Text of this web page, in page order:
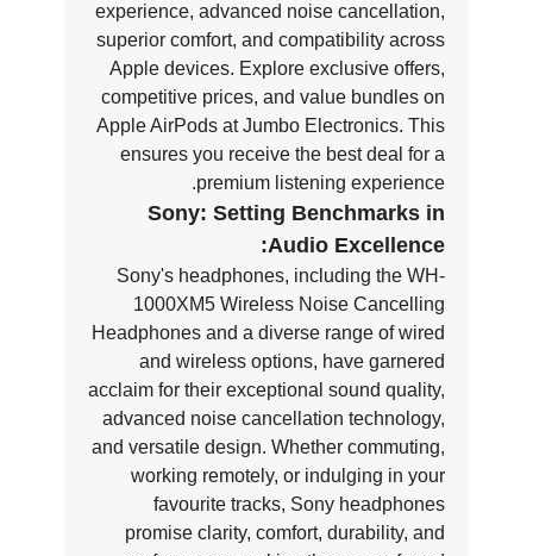
experience, advanced noise cancellation,
superior comfort, and compatibility across
Apple devices. Explore exclusive offers,
competitive prices, and value bundles on
Apple AirPods at Jumbo Electronics. This
ensures you receive the best deal for a
premium listening experience.
Sony: Setting Benchmarks in
Audio Excellence:
Sony's headphones, including the WH-
1000XM5 Wireless Noise Cancelling
Headphones and a diverse range of wired
and wireless options, have garnered
acclaim for their exceptional sound quality,
advanced noise cancellation technology,
and versatile design. Whether commuting,
working remotely, or indulging in your
favourite tracks, Sony headphones
promise clarity, comfort, durability, and